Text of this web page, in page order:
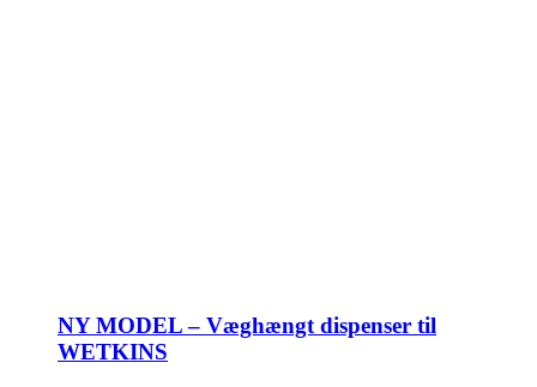
NY MODEL – Væghængt dispenser til
WETKINS